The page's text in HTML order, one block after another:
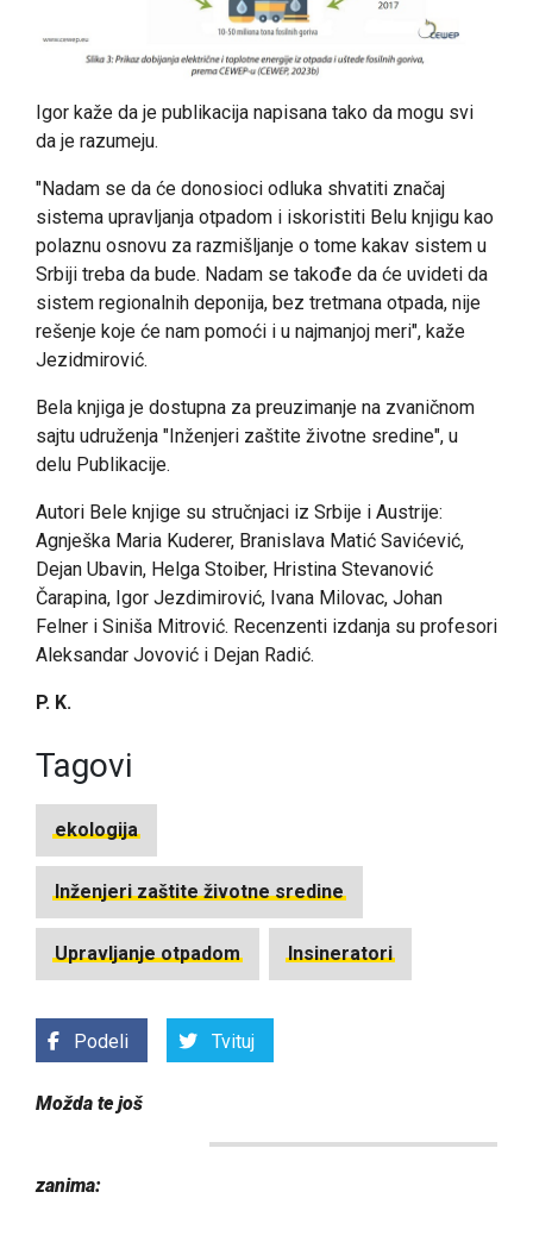
Igor kaže da je publikacija napisana tako da mogu svi
da je razumeju.
"Nadam se da će donosioci odluka shvatiti značaj
sistema upravljanja otpadom i iskoristiti Belu knjigu kao
polaznu osnovu za razmišljanje o tome kakav sistem u
Srbiji treba da bude. Nadam se takođe da će uvideti da
sistem regionalnih deponija, bez tretmana otpada, nije
rešenje koje će nam pomoći i u najmanjoj meri", kaže
Jezidmirović.
Bela knjiga je dostupna za preuzimanje na zvaničnom
sajtu udruženja "Inženjeri zaštite životne sredine", u
delu Publikacije.
Autori Bele knjige su stručnjaci iz Srbije i Austrije:
Agnješka Maria Kuderer, Branislava Matić Savićević,
Dejan Ubavin, Helga Stoiber, Hristina Stevanović
Čarapina, Igor Jezdimirović, Ivana Milovac, Johan
Felner i Siniša Mitrović. Recenzenti izdanja su profesori
Aleksandar Jovović i Dejan Radić.
P. K.
Tagovi
ekologija
Inženjeri zaštite životne sredine
Upravljanje otpadom Insineratori
Podeli Tvituj
Možda te još
zanima: